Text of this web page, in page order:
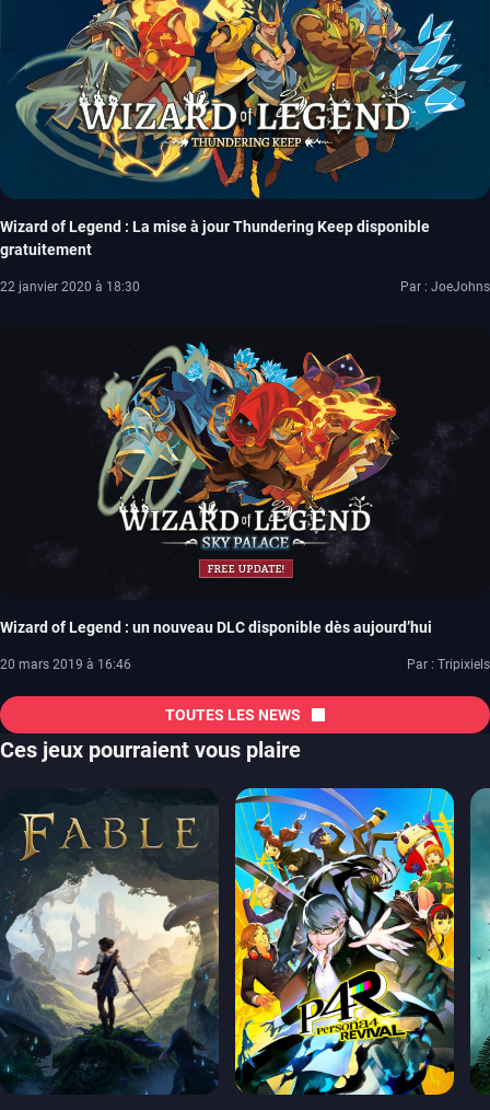
Wizard of Legend : La mise à jour Thundering Keep disponible
gratuitement
22 janvier 2020 à 18:30 Par : JoeJohns
Wizard of Legend : un nouveau DLC disponible dès aujourd’hui
20 mars 2019 à 16:46 Par : Tripixiels
TOUTES LES NEWS
Ces jeux pourraient vous plaire